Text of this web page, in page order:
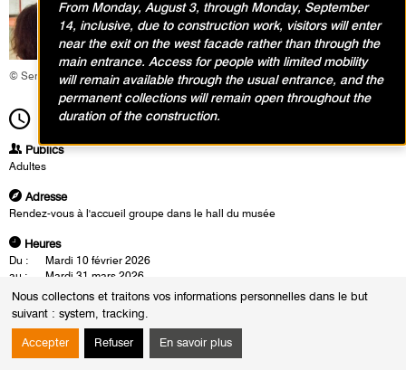
Nous collectons et traitons vos informations personnelles dans le but
suivant : system, tracking.
Accepter Refuser En savoir plus
© Service éducatif et culturel
14h30Durée1h30
Publics
Adultes
Adresse
Rendez-vous à l'accueil groupe dans le hall du musée
Heures
Du :
Mardi 10 février 2026
au :
Mardi 31 mars 2026
Les :
mardis de 14h30 à 16h00
vendredis de 12h30 à 14h00
Mardi 17 mars 2026 de 14h30 à 16h00
Les visites-conférences se déroulent en présence d'un conférencier du
From Monday, August 3, through Monday, September
14, inclusive, due to construction work, visitors will enter
near the exit on the west facade rather than through the
main entrance. Access for people with limited mobility
will remain available through the usual entrance, and the
permanent collections will remain open throughout the
duration of the construction.